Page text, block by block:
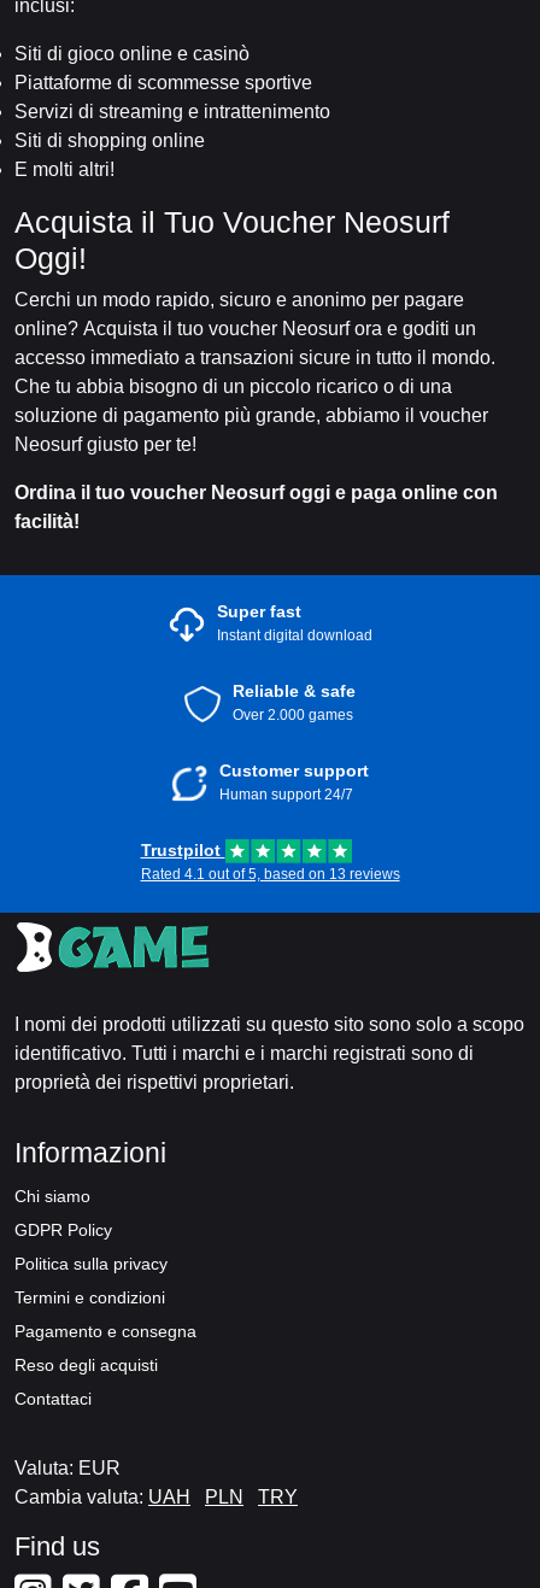
inclusi:
Siti di gioco online e casinò
Piattaforme di scommesse sportive
Servizi di streaming e intrattenimento
Siti di shopping online
E molti altri!
Acquista il Tuo Voucher Neosurf
Oggi!
Cerchi un modo rapido, sicuro e anonimo per pagare
online? Acquista il tuo voucher Neosurf ora e goditi un
accesso immediato a transazioni sicure in tutto il mondo.
Che tu abbia bisogno di un piccolo ricarico o di una
soluzione di pagamento più grande, abbiamo il voucher
Neosurf giusto per te!
Ordina il tuo voucher Neosurf oggi e paga online con
facilità!
Super fast
Instant digital download
Reliable & safe
Over 2.000 games
Customer support
Human support 24/7
Trustpilot
Rated 4.1 out of 5, based on 13 reviews
I nomi dei prodotti utilizzati su questo sito sono solo a scopo
identificativo. Tutti i marchi e i marchi registrati sono di
proprietà dei rispettivi proprietari.
Informazioni
Chi siamo
GDPR Policy
Politica sulla privacy
Termini e condizioni
Pagamento e consegna
Reso degli acquisti
Contattaci
Valuta: EUR
Cambia valuta: UAH PLN TRY
Find us